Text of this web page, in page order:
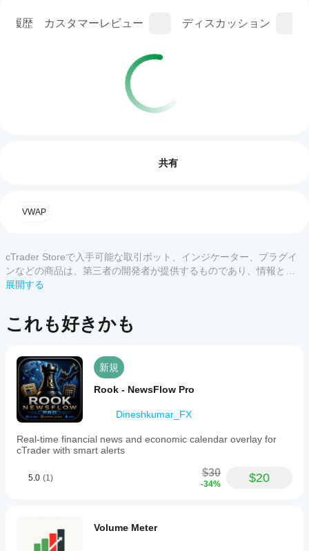
履歴 カスタマーレビュー ディスカッション
カスタマーレビュー
この
商品
レビ
ュー
りま
せ
ん。
お使
いに
なっ
とが
ある
を開
うす
れば
よい
か？
インジ
ーをイ
ンスト
ールし
たら、
インス
タンス
する
と、テ
ル分析
使用で
きるよ
インジ
ケータ
ーをサ
ポート
してい
るのは
どの
cTrader
です
ーターは
cTrader
ータ
共有
VWAP
cTrader Storeで入手可能な取引ボット、インジケーター、プラグイ
ンなどの商品は、第三者の開発者が提供するものであり、情報と技
術の取得のみを目的としてご利用いただけます。cTrader Storeはブ
展開する
これも好きかも
新規
Rook - NewsFlow Pro
Dineshkumar_FX
Real-time financial news and economic calendar overlay for
cTrader with smart alerts
5.0 (1) $30
-34% $20
Volume Meter